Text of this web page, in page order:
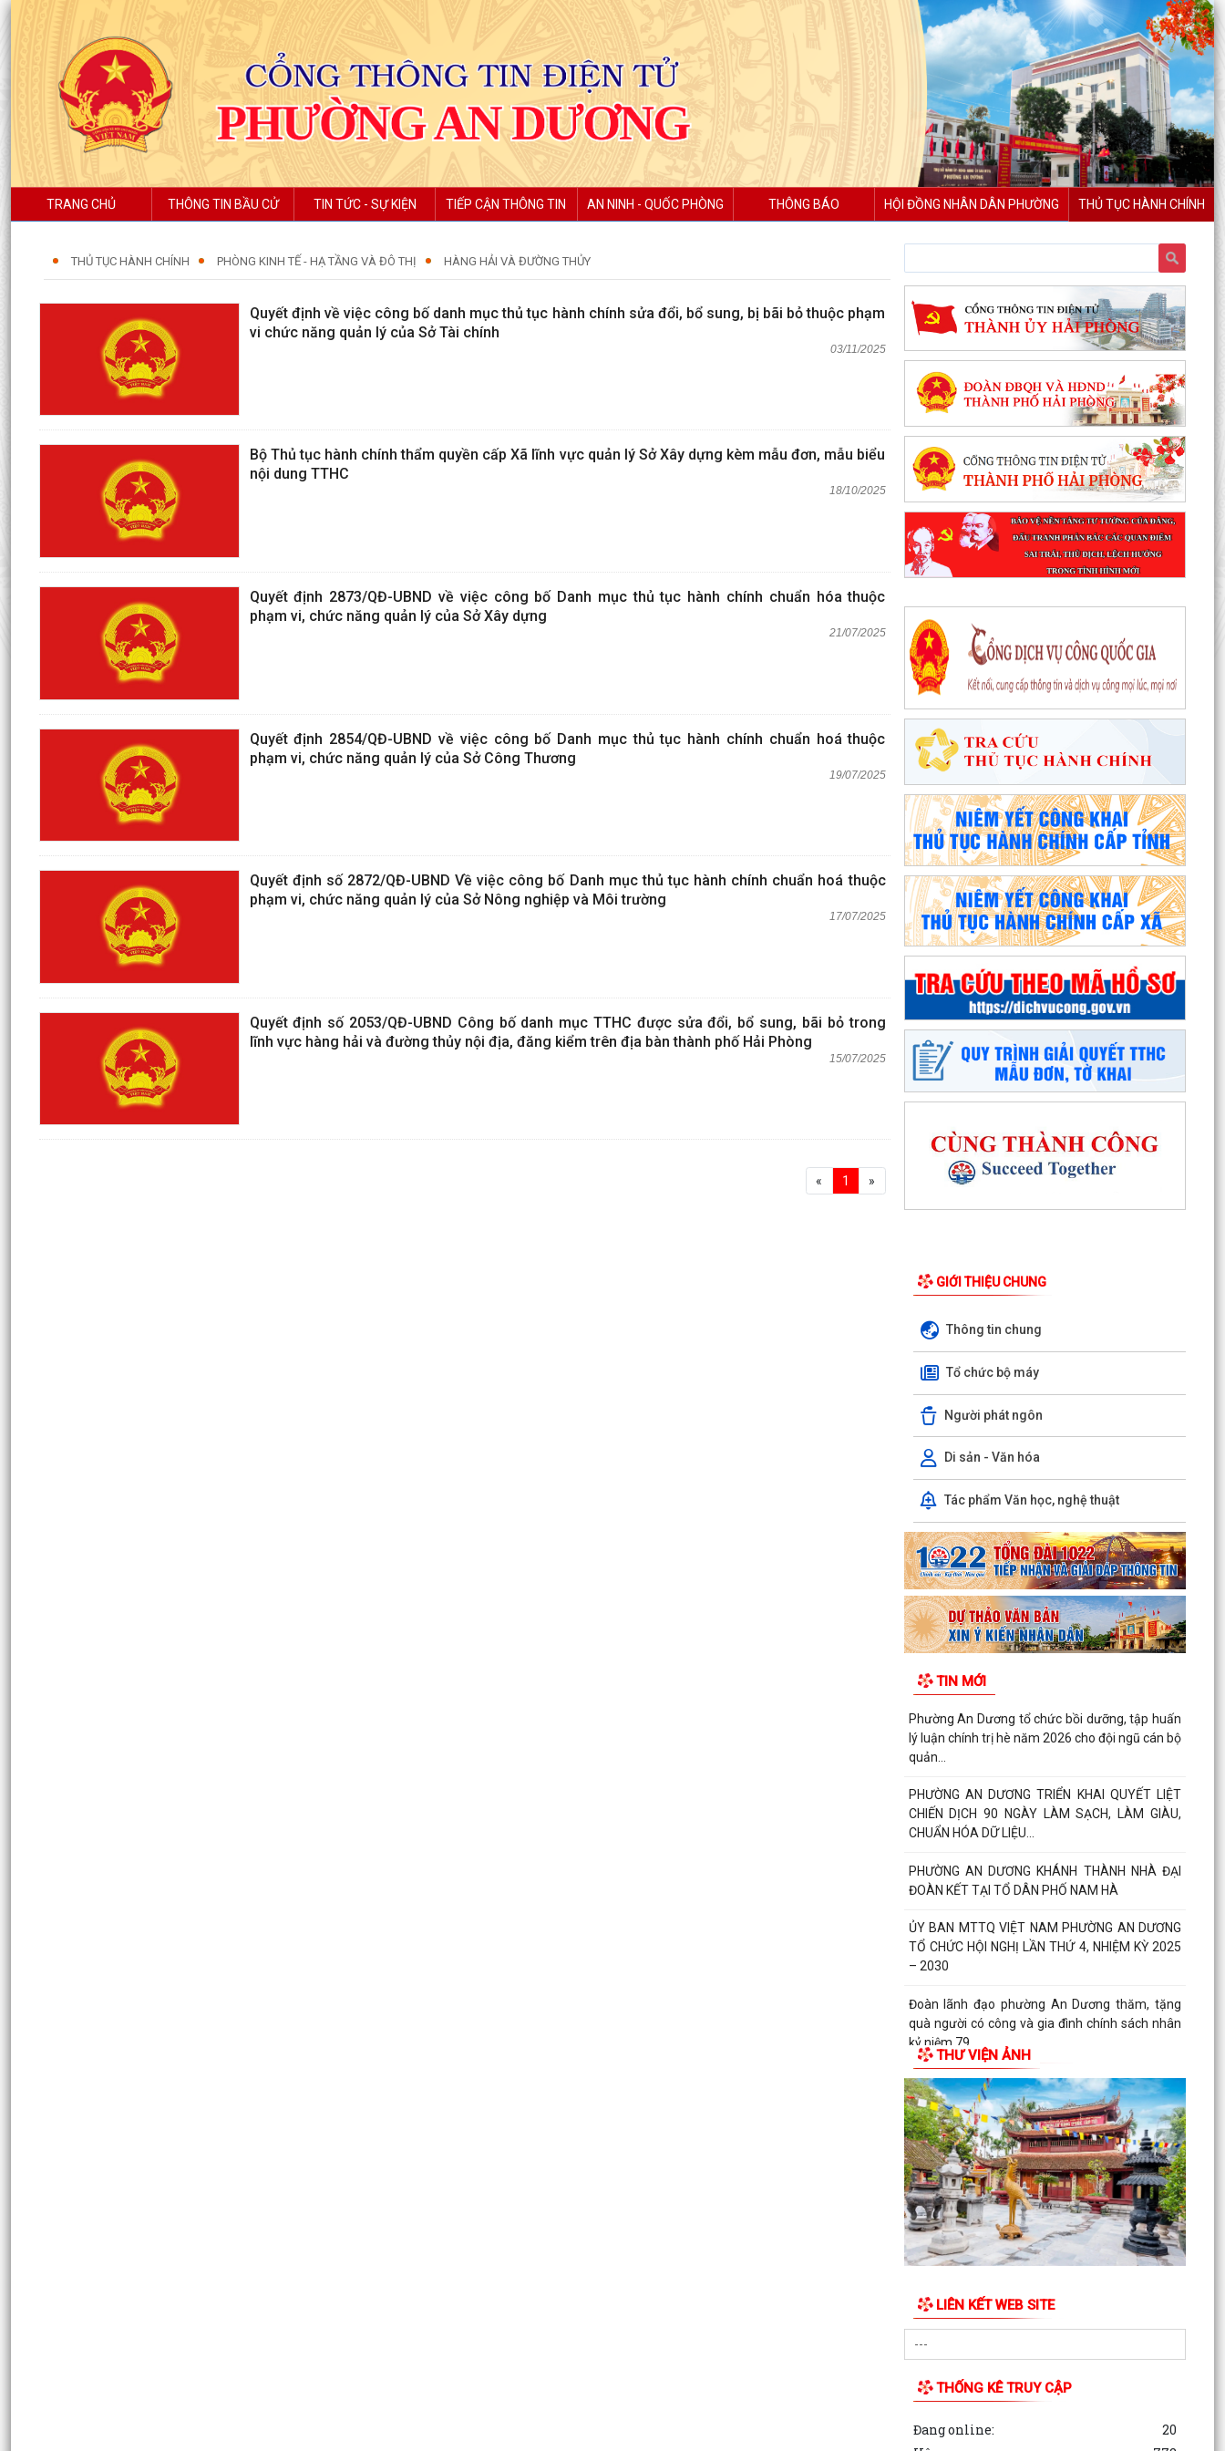
TRANG CHỦ THÔNG TIN BẦU CỬ TIN TỨC - SỰ KIỆN TIẾP CẬN THÔNG TIN AN NINH - QUỐC PHÒNG THÔNG BÁO HỘI ĐỒNG NHÂN DÂN PHƯỜNG THỦ TỤC HÀNH CHÍNH
THỦ TỤC HÀNH CHÍNH PHÒNG KINH TẾ - HẠ TẦNG VÀ ĐÔ THỊ HÀNG HẢI VÀ ĐƯỜNG THỦY
Quyết định về việc công bố danh mục thủ tục hành chính sửa đổi, bổ sung, bị bãi bỏ thuộc phạm
vi chức năng quản lý của Sở Tài chính
03/11/2025
Bộ Thủ tục hành chính thẩm quyền cấp Xã lĩnh vực quản lý Sở Xây dựng kèm mẫu đơn, mẫu biểu
nội dung TTHC
18/10/2025
Quyết định 2873/QĐ-UBND về việc công bố Danh mục thủ tục hành chính chuẩn hóa thuộc
phạm vi, chức năng quản lý của Sở Xây dựng
21/07/2025
Quyết định 2854/QĐ-UBND về việc công bố Danh mục thủ tục hành chính chuẩn hoá thuộc
phạm vi, chức năng quản lý của Sở Công Thương
19/07/2025
Quyết định số 2872/QĐ-UBND Về việc công bố Danh mục thủ tục hành chính chuẩn hoá thuộc
phạm vi, chức năng quản lý của Sở Nông nghiệp và Môi trường
17/07/2025
Quyết định số 2053/QĐ-UBND Công bố danh mục TTHC được sửa đổi, bổ sung, bãi bỏ trong
lĩnh vực hàng hải và đường thủy nội địa, đăng kiểm trên địa bàn thành phố Hải Phòng
15/07/2025
« 1 »
GIỚI THIỆU CHUNG
Thông tin chung
Tổ chức bộ máy
Người phát ngôn
Di sản - Văn hóa
Tác phẩm Văn học, nghệ thuật
TIN MỚI
Phường An Dương tổ chức bồi dưỡng, tập huấn
lý luận chính trị hè năm 2026 cho đội ngũ cán bộ
quản...
PHƯỜNG AN DƯƠNG TRIỂN KHAI QUYẾT LIỆT
CHIẾN DỊCH 90 NGÀY LÀM SẠCH, LÀM GIÀU,
CHUẨN HÓA DỮ LIỆU...
PHƯỜNG AN DƯƠNG KHÁNH THÀNH NHÀ ĐẠI
ĐOÀN KẾT TẠI TỔ DÂN PHỐ NAM HÀ
ỦY BAN MTTQ VIỆT NAM PHƯỜNG AN DƯƠNG
TỔ CHỨC HỘI NGHỊ LẦN THỨ 4, NHIỆM KỲ 2025
– 2030
Đoàn lãnh đạo phường An Dương thăm, tặng
quà người có công và gia đình chính sách nhân
kỷ niệm 79...
ỦY BAN MẶT TRẬN TỔ QUỐC VIỆT NAM
PHƯỜNG AN DƯƠNG TỔ CHỨC HỘI NGHỊ GIAO
BAN CÔNG TÁC MẶT TRẬN ĐÁNH...
THƯ VIỆN ẢNH
LIÊN KẾT WEB SITE
THỐNG KÊ TRUY CẬP
Đang online:
20